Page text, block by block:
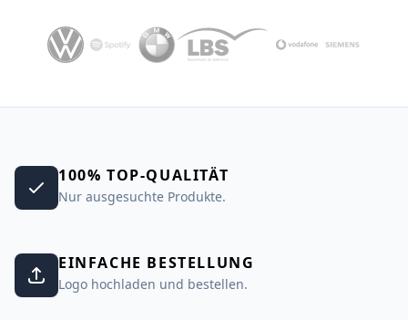
100% TOP-QUALITÄT
Nur ausgesuchte Produkte.
EINFACHE BESTELLUNG
Logo hochladen und bestellen.